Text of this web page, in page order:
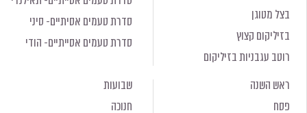
בצל מטוגן
בזיליקום קצוץ
רוטב עגבניות בזיליקום
סדרת טעמים אסיתיים- סיני
סדרת טעמים אסייתיים- הודי
ראש השנה
פסח
שבועות
חנוכה